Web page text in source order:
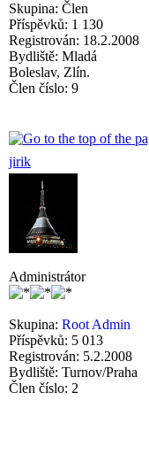
Skupina: Člen
Příspěvků: 1 130
Registrován: 18.2.2008
Bydliště: Mladá
Boleslav, Zlín.
Člen číslo: 9
jirik
Administrátor
Skupina: Root Admin
Příspěvků: 5 013
Registrován: 5.2.2008
Bydliště: Turnov/Praha
Člen číslo: 2